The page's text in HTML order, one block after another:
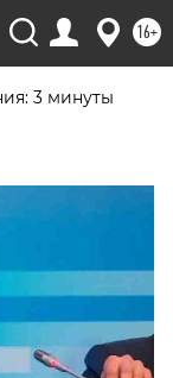
16+
3 минуты